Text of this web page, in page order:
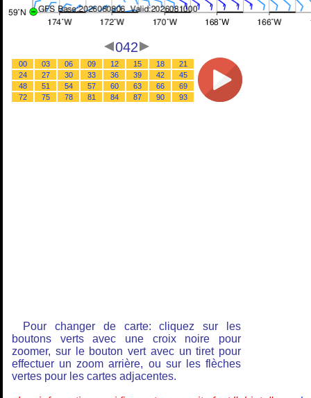
042
00 03 06 09 12 15 18
21
24
27 30 33 36 39 42
45
48
51 54 57 60 63 66
69
72
75 78 81 84 87 90 93
Pour changer de carte: cliquez sur les
boutons verts avec une croix noire pour
zoomer, sur le bouton vert avec un tiret pour
effectuer un zoom arrière, ou sur les flèches
vertes pour les cartes adjacentes.